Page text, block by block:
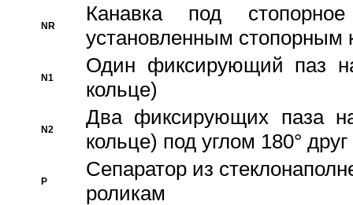
NR
Канавка под
установленным стопорным
N1
Один фиксирующий паз
кольце)
N2
Два фиксирующих паза
кольце) под углом 180° друг
P
Cепаратор из
роликам